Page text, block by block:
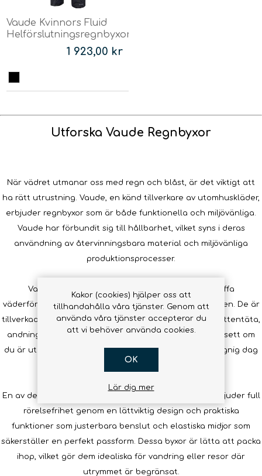
Vaude Kvinnors Fluid
Helförslutningsregnbyxor
1 923,00 kr
Utforska Vaude Regnbyxor
När vädret utmanar oss med regn och blåst, är det viktigt att
ha rätt utrustning. Vaude, en känd tillverkare av utomhuskläder,
erbjuder regnbyxor som är både funktionella och miljövänliga.
Vaude har förbundit sig till hållbarhet, vilket syns i deras
användning av återvinningsbara material och miljövänliga
produktionsprocesser.
Vaude regnbyxor är designade för att motstå tuffa
väderförhållanden utan att kompromissa med komforten. De är
tillverkade med membran som säkerställer att de är vattentäta,
andningsbara och vindavvisande. Det innebär att oavsett om
du är ute på vandring, cykeltur eller bara är ute en regnig dag
En av de mest populära modellerna, Vaude Lierne, erbjuder full
rörelsefrihet genom en lättviktig design och praktiska
funktioner som justerbara benslut och elastiska midjor som
säkerställer en perfekt passform. Dessa byxor är lätta att packa
ihop, vilket gör dem idealiska för vandring eller resor där
utrymmet är begränsat.
Kakor (cookies) hjälper oss att
tillhandahålla våra tjänster. Genom att
använda våra tjänster accepterar du
att vi behöver använda cookies.
OK
Lär dig mer